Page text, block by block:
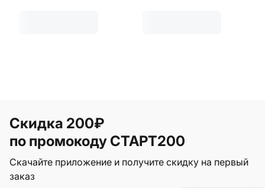
Скидка 200₽
по промокоду СТАРТ200
Скачайте приложение и получите скидку на первый
заказ